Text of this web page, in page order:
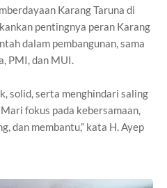
Karang Taruna di
pentingnya peran Karang
dalam pembangunan, sama
PMI, dan MUI.
solid, serta menghindari saling
fokus pada kebersamaan,
dan membantu,” kata H. Ayep